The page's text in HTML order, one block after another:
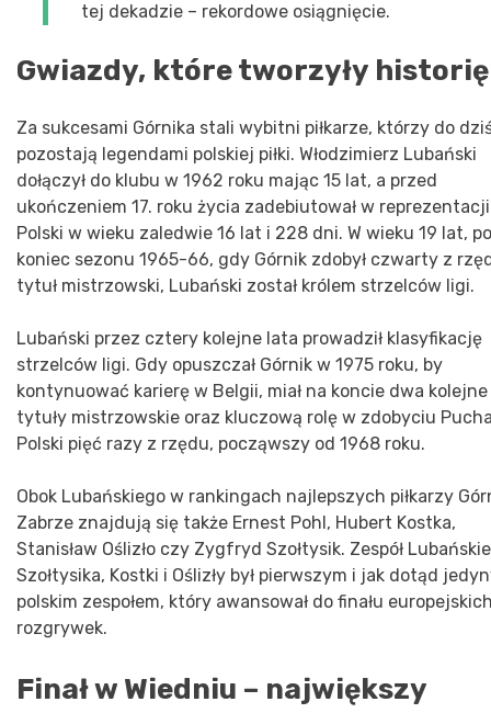
tej dekadzie – rekordowe osiągnięcie.
Gwiazdy, które tworzyły historię
Za sukcesami Górnika stali wybitni piłkarze, którzy do
pozostają legendami polskiej piłki. Włodzimierz Lubański
dołączył do klubu w 1962 roku mając 15 lat, a przed
ukończeniem 17. roku życia zadebiutował w reprezentacji
Polski w wieku zaledwie 16 lat i 228 dni. W wieku 19 lat,
koniec sezonu 1965-66, gdy Górnik zdobył czwarty z
tytuł mistrzowski, Lubański został królem strzelców ligi.
Lubański przez cztery kolejne lata prowadził klasyfikację
strzelców ligi. Gdy opuszczał Górnik w 1975 roku, by
kontynuować karierę w Belgii, miał na koncie dwa kolejne
tytuły mistrzowskie oraz kluczową rolę w zdobyciu
Polski pięć razy z rzędu, począwszy od 1968 roku.
Obok Lubańskiego w rankingach najlepszych piłkarzy
Zabrze znajdują się także Ernest Pohl, Hubert Kostka,
Stanisław Oślizło czy Zygfryd Szołtysik. Zespół
Szołtysika, Kostki i Oślizły był pierwszym i jak dotąd
polskim zespołem, który awansował do finału
rozgrywek.
Finał w Wiedniu – największy